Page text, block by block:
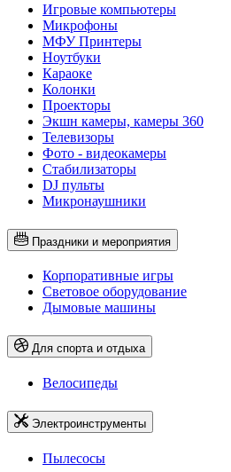
Игровые компьютеры
Микрофоны
МФУ Принтеры
Ноутбуки
Караоке
Колонки
Проекторы
Экшн камеры, камеры 360
Телевизоры
Фото - видеокамеры
Стабилизаторы
DJ пульты
Микронаушники
Праздники и мероприятия
Корпоративные игры
Световое оборудование
Дымовые машины
Для спорта и отдыха
Велосипеды
Электроинструменты
Пылесосы